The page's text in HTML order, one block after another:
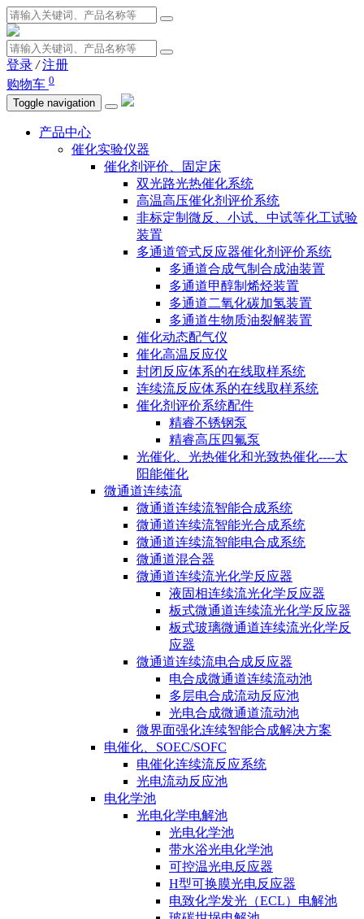
登录 / 注册
购物车 0
Toggle navigation
产品中心
催化实验仪器
催化剂评价、固定床
双光路光热催化系统
高温高压催化剂评价系统
非标定制微反、小试、中试等化工试验
装置
多通道管式反应器催化剂评价系统
多通道合成气制合成油装置
多通道甲醇制烯烃装置
多通道二氧化碳加氢装置
多通道生物质油裂解装置
催化动态配气仪
催化高温反应仪
封闭反应体系的在线取样系统
连续流反应体系的在线取样系统
催化剂评价系统配件
精睿不锈钢泵
精睿高压四氟泵
光催化、光热催化和光致热催化----太
阳能催化
微通道连续流
微通道连续流智能合成系统
微通道连续流智能光合成系统
微通道连续流智能电合成系统
微通道混合器
微通道连续流光化学反应器
液固相连续流光化学反应器
板式微通道连续流光化学反应器
板式玻璃微通道连续流光化学反
应器
微通道连续流电合成反应器
电合成微通道连续流动池
多层电合成流动反应池
光电合成微通道流动池
微界面强化连续智能合成解决方案
电催化、SOEC/SOFC
电催化连续流反应系统
光电流动反应池
电化学池
光电化学电解池
光电化学池
带水浴光电化学池
可控温光电反应器
H型可换膜光电反应器
电致化学发光（ECL）电解池